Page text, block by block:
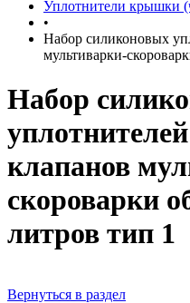
Уплотнители крышки
•
Набор силиконовых
мультиварки-
Набор
клапанов
скороварки
литров тип 1
Вернуться в раздел